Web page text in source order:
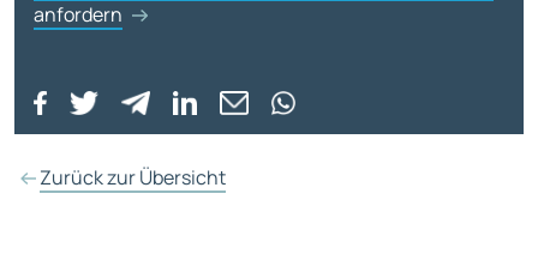
anfordern
Zurück zur Übersicht